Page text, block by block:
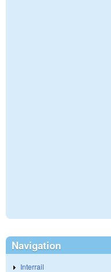
Navigation
Interrail